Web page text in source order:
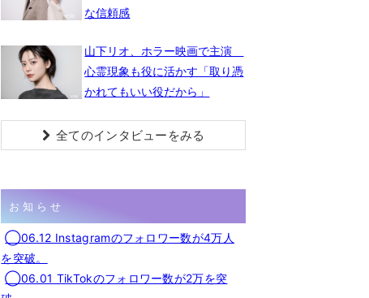
な信頼感
山下リオ、ホラー映画で主演
心霊現象も役に活かす「取り憑
かれてもいい役だから」
全てのインタビューをみる
お知らせ
◯06.12 Instagramのフォロワー数が4万人
を突破。
◯06.01 TikTokのフォロワー数が2万を突